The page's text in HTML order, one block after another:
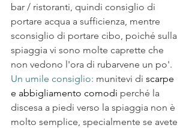
bar / ristoranti, quindi consiglio di
portare acqua a sufficienza, mentre
sconsiglio di portare cibo, poiché sulla
spiaggia vi sono molte caprette che
non vedono l'ora di rubarvene un po'.
Un umile consiglio: munitevi di scarpe
e abbigliamento comodi perché la
discesa a piedi verso la spiaggia non è
molto semplice, specialmente se avete